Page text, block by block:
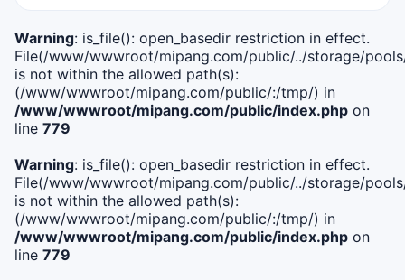
Warning: is_file(): open_basedir restriction in effect.
File(/www/wwwroot/mipang.com/public/../storage/
is not within the allowed path(s):
(/www/wwwroot/mipang.com/public/:/tmp/) in
/www/wwwroot/mipang.com/public/index.php on
line 779
Warning: is_file(): open_basedir restriction in effect.
File(/www/wwwroot/mipang.com/public/../storage/
is not within the allowed path(s):
(/www/wwwroot/mipang.com/public/:/tmp/) in
/www/wwwroot/mipang.com/public/index.php on
line 779